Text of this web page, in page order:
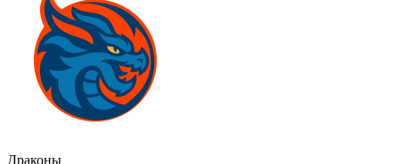
Драконы